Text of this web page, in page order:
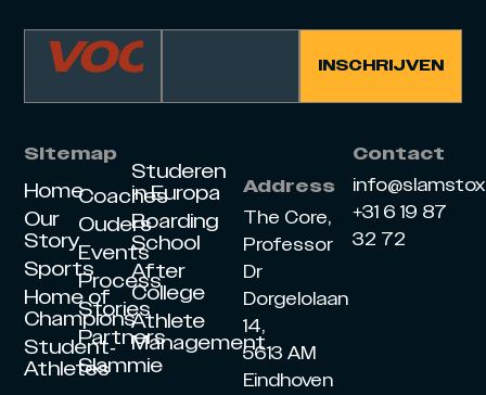
Sitemap
Home
Our
Story
Sports
Home of
Champions
Student-
Athletes
Coaches
Ouders
Events
Process
Stories
Partners
Slammie
Studeren
in Europa
Boarding
School
After
College
Athlete
Management
Address
The Core,
Professor
Dr
Dorgelolaan
14,
5613 AM
Eindhoven
Contact
+31 6 19 87
32 72